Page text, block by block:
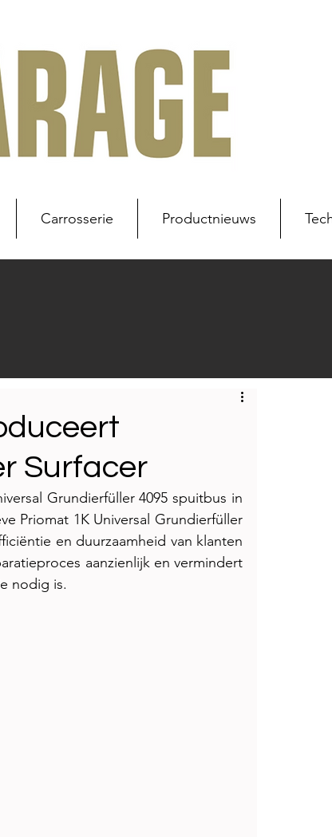
Carrosserie Productnieuws
Surfacer
Grundierfüller 4095 spuitbus in
Priomat 1K Universal Grundierfüller
en duurzaamheid van klanten
aanzienlijk en vermindert
nodig is.